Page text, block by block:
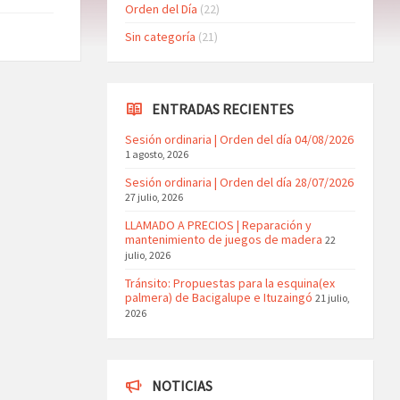
Orden del Día (22)
Sin categoría (21)
ENTRADAS RECIENTES
Sesión ordinaria | Orden del día 04/08/2026
1 agosto, 2026
Sesión ordinaria | Orden del día 28/07/2026
27 julio, 2026
LLAMADO A PRECIOS | Reparación y
mantenimiento de juegos de madera 22
julio, 2026
Tránsito: Propuestas para la esquina(ex
palmera) de Bacigalupe e Ituzaingó 21 julio,
2026
NOTICIAS